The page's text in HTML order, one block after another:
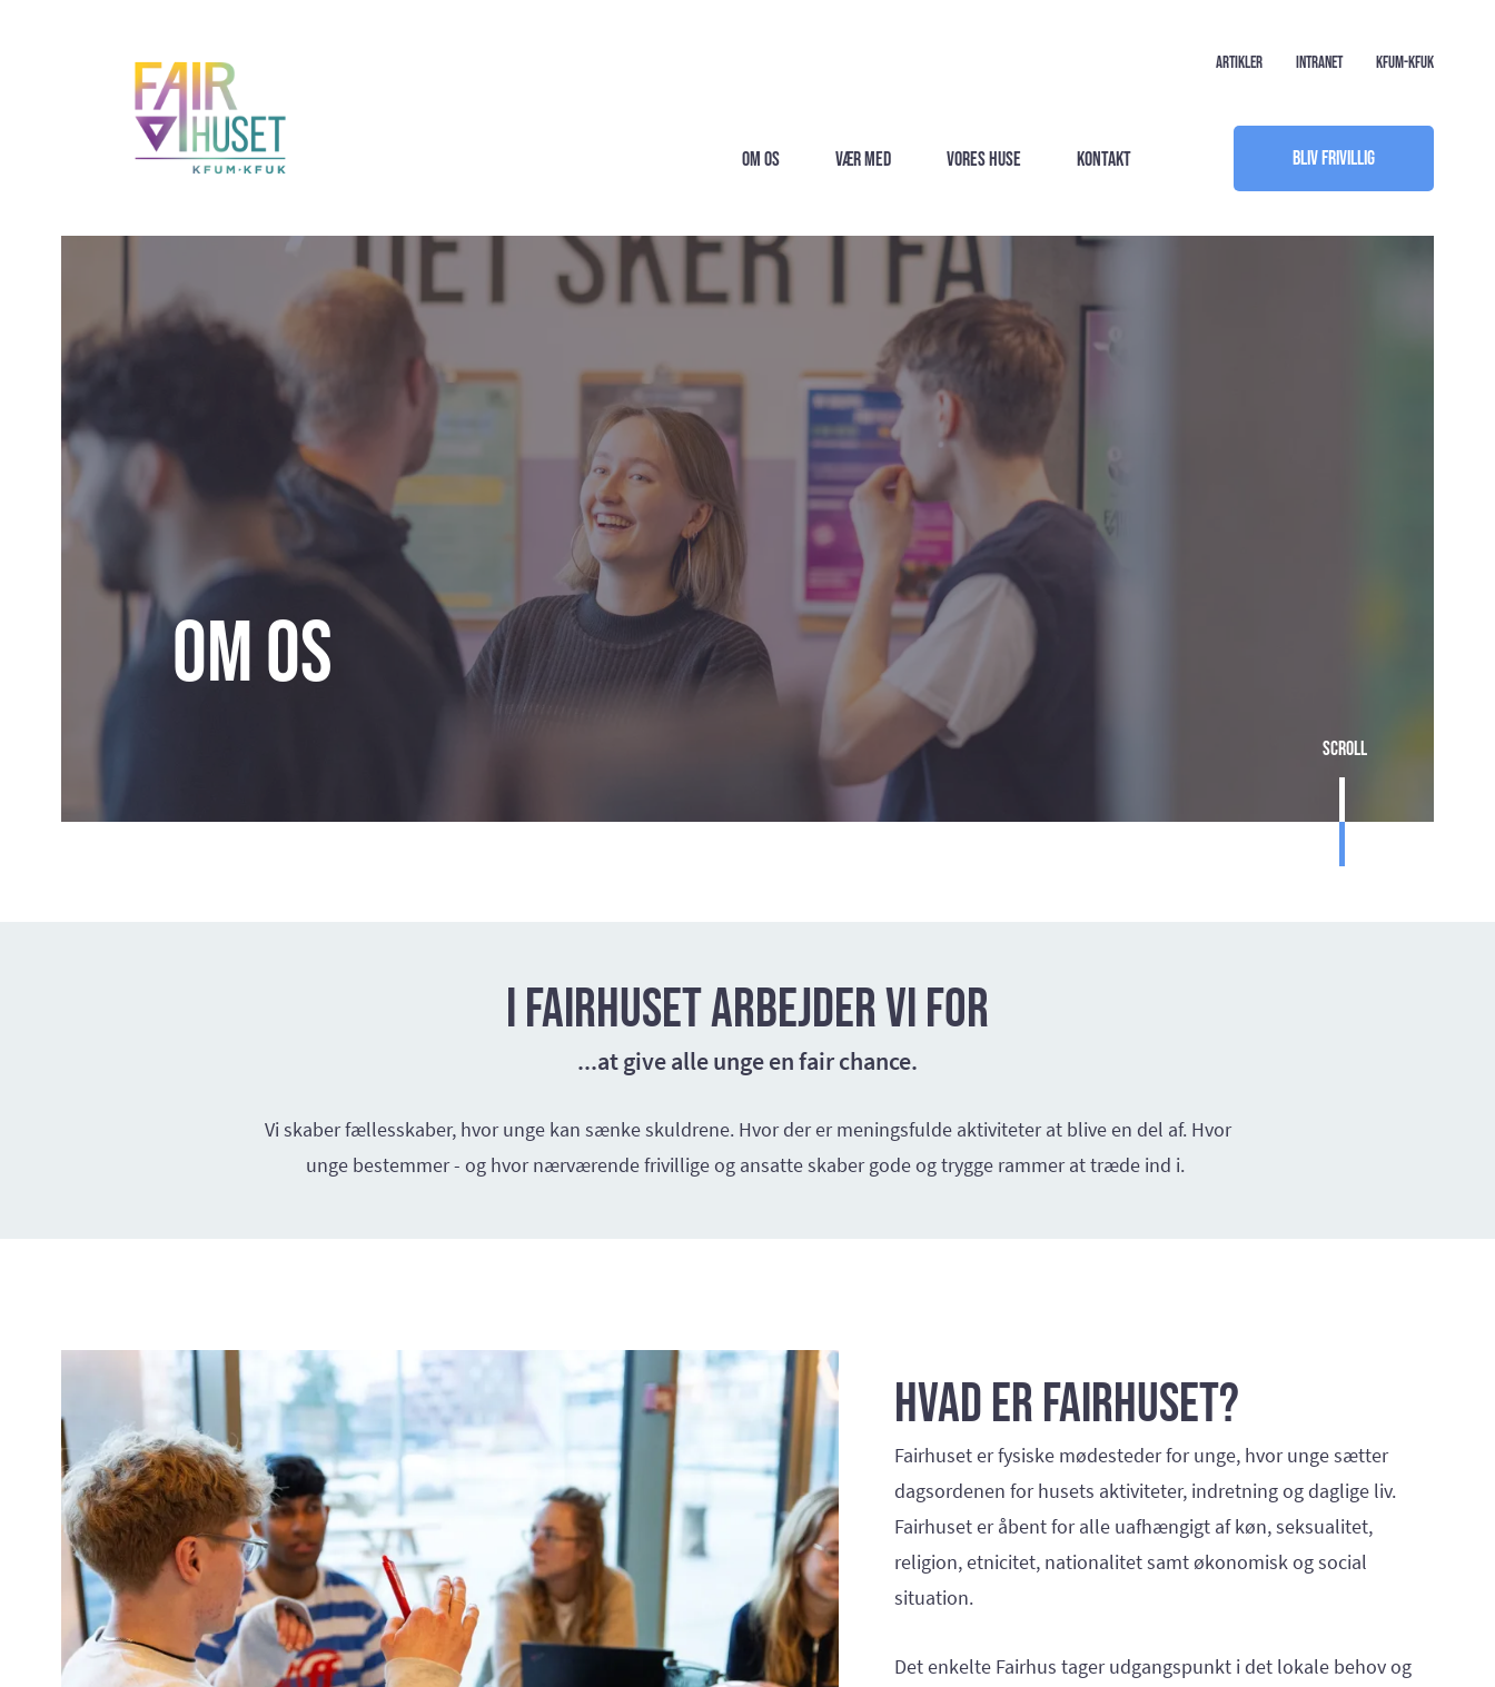
Artikler Intranet KFUM-KFUK
Om os Vær med Vores huse Kontakt Bliv frivillig
Om os
Scroll
I Fairhuset arbejder vi for
...at give alle unge en fair chance.
Vi skaber fællesskaber, hvor unge kan sænke skuldrene. Hvor der er meningsfulde aktiviteter at blive en del af. Hvor
unge bestemmer - og hvor nærværende frivillige og ansatte skaber gode og trygge rammer at træde ind i.
Hvad er Fairhuset?
Fairhuset er fysiske mødesteder for unge, hvor unge sætter
dagsordenen for husets aktiviteter, indretning og daglige liv.
Fairhuset er åbent for alle uafhængigt af køn, seksualitet,
religion, etnicitet, nationalitet samt økonomisk og social
situation.
Det enkelte Fairhus tager udgangspunkt i det lokale behov og